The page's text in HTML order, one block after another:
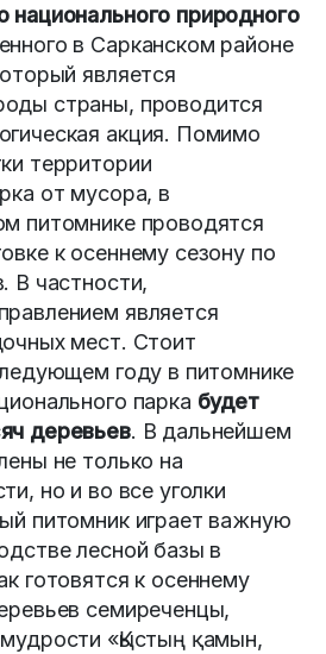
национального природного
в Сарканском районе
является
страны, проводится
акция. Помимо
территории
от мусора, в
питомнике проводятся
к осеннему сезону по
В частности,
является
мест. Стоит
году в питомнике
парка будет
деревьев. В дальнейшем
не только на
но и во все уголки
питомник играет важную
лесной базы в
готовятся к осеннему
семиреченцы,
«Қыстың қамын,